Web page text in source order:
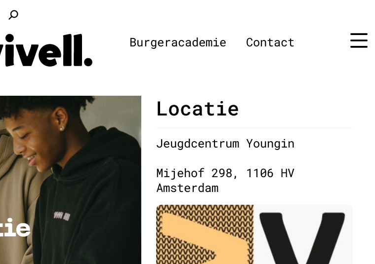
Burgeracademie Contact
Locatie
Jeugdcentrum Youngin
Mijehof 298, 1106 HV
Amsterdam